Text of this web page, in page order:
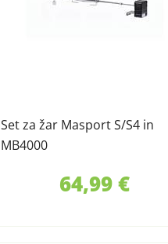
Set za žar Masport S/S4 in
MB4000
64,99 €